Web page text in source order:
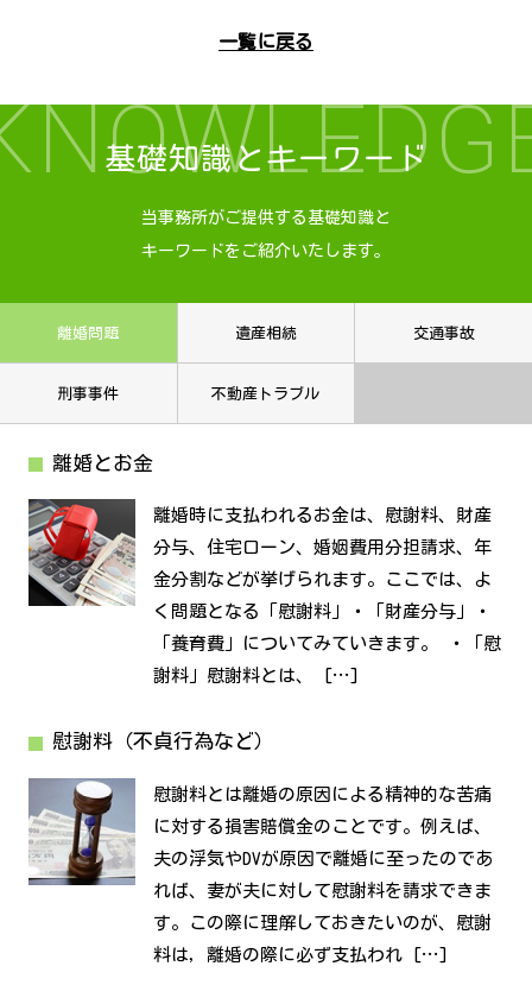
一覧に戻る
基礎知識とキーワード
当事務所がご提供する基礎知識と
キーワードをご紹介いたします。
離婚問題 遺産相続 交通事故
刑事事件 不動産トラブル
離婚とお金
離婚時に支払われるお金は、慰謝料、財産
分与、住宅ローン、婚姻費用分担請求、年
金分割などが挙げられます。ここでは、よ
く問題となる「慰謝料」・「財産分与」・
「養育費」についてみていきます。 ・「慰
謝料」慰謝料とは、 […]
慰謝料（不貞行為など）
慰謝料とは離婚の原因による精神的な苦痛
に対する損害賠償金のことです。例えば、
夫の浮気やDVが原因で離婚に至ったのであ
れば、妻が夫に対して慰謝料を請求できま
す。この際に理解しておきたいのが、慰謝
料は，離婚の際に必ず支払われ […]